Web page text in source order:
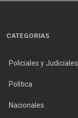
CATEGORIAS
Policiales y Judiciales
Política
Nacionales